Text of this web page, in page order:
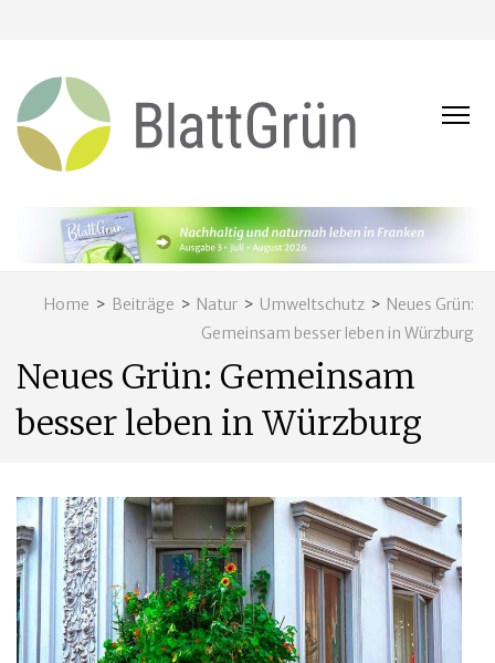
Franken
Home > Beiträge > Natur > Umweltschutz > Neues Grün:
Gemeinsam besser leben in Würzburg
Neues Grün: Gemeinsam
besser leben in Würzburg